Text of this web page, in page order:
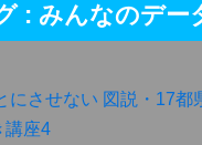
: みんなのデー
にさせない 図説・17都
講座4